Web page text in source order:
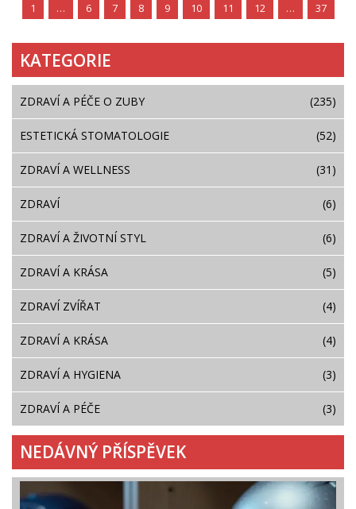
1 … 6 7 8 9 10 11 12 … 37
KATEGORIE
ZDRAVÍ A PÉČE O ZUBY (235)
ESTETICKÁ STOMATOLOGIE (52)
ZDRAVÍ A WELLNESS (31)
ZDRAVÍ (6)
ZDRAVÍ A ŽIVOTNÍ STYL (6)
ZDRAVÍ A KRÁSA (5)
ZDRAVÍ ZVÍŘAT (4)
ZDRAVÍ A KRÁSA (4)
ZDRAVÍ A HYGIENA (3)
ZDRAVÍ A PÉČE (3)
NEDÁVNÝ PŘÍSPĚVEK